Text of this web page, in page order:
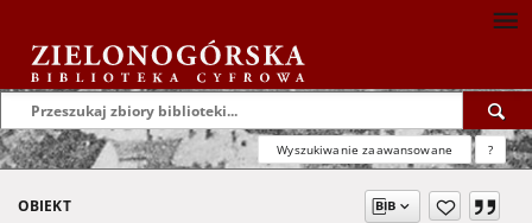
Wyszukiwanie zaawansowane ?
OBIEKT